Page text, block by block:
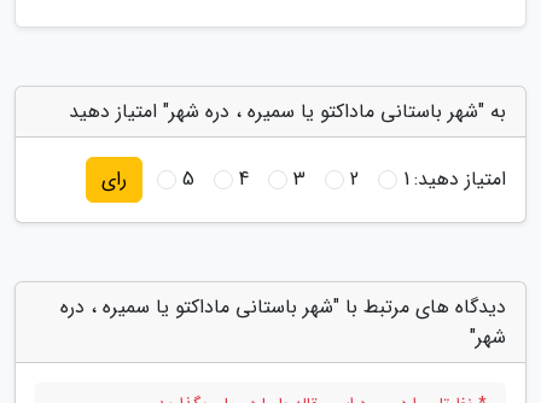
به "شهر باستانی ماداکتو یا سمیره ، دره شهر" امتیاز دهید
امتیاز دهید:1
2
3
4
5 رای
دیدگاه های مرتبط با "شهر باستانی ماداکتو یا سمیره ، دره
شهر"